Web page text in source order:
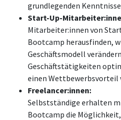
grundlegenden
Start-Up-
Mitarbeiter:innen von
Bootcamp herausfinden,
Geschäftsmodell
Geschäftstätigkeiten
einen Wettbewerbsvorteil
Freelancer:innen:
Selbstständige erhalten
Bootcamp die